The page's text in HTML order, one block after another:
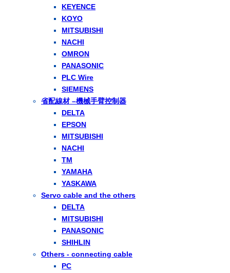
KEYENCE
KOYO
MITSUBISHI
NACHI
OMRON
PANASONIC
PLC Wire
SIEMENS
省配線材 –機械手臂控制器
DELTA
EPSON
MITSUBISHI
NACHI
TM
YAMAHA
YASKAWA
Servo cable and the others
DELTA
MITSUBISHI
PANASONIC
SHIHLIN
Others - connecting cable
PC